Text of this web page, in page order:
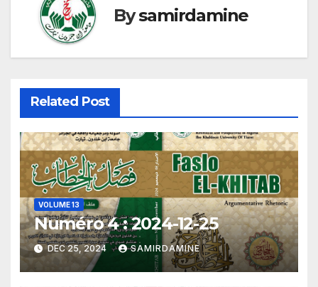
Bysamirdamine
Related Post
VOLUME 13
Numéro 4 : 2024-12-25
DEC 25, 2024 SAMIRDAMINE